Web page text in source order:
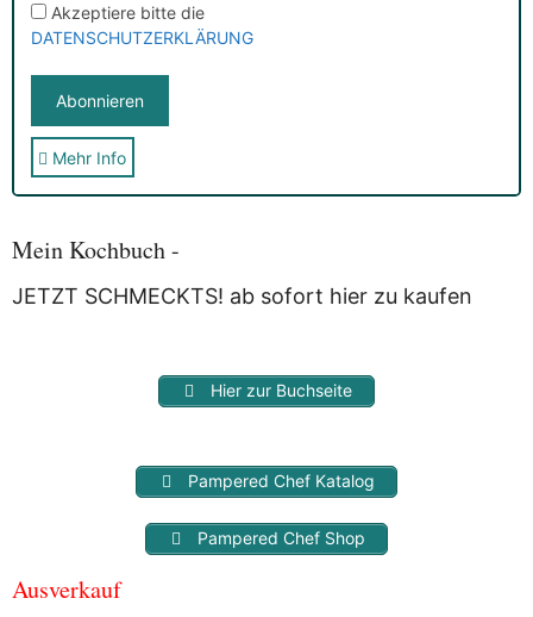
Akzeptiere bitte die
DATENSCHUTZERKLÄRUNG
Sie erhalten nach der Anmeldung eine E-Mail, in der Sie um
Speicherung und Verarbeitung Deiner Daten durch
Myfoodstory einverstanden. Deine Daten werden
Dritte weitergegeben und dienen nur für diesen Service!
Mehr Info
Mein Kochbuch -
JETZT SCHMECKTS! ab sofort hier zu kaufen
Hier zur Buchseite
Pampered Chef Katalog
Pampered Chef Shop
Ausverkauf